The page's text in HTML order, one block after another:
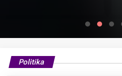
Politika